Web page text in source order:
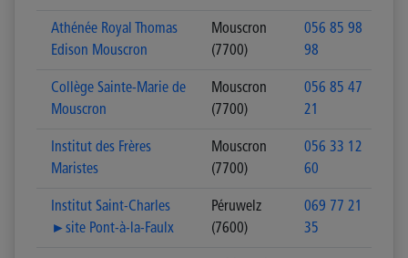
Athénée Royal Thomas
Edison Mouscron
Mouscron
(7700)
056 85 98
98
Collège Sainte-Marie de
Mouscron
Mouscron
(7700)
056 85 47
21
Institut des Frères
Maristes
Mouscron
(7700)
056 33 12
60
Institut Saint-Charles
►site Pont-à-la-Faulx
Péruwelz
(7600)
069 77 21
35